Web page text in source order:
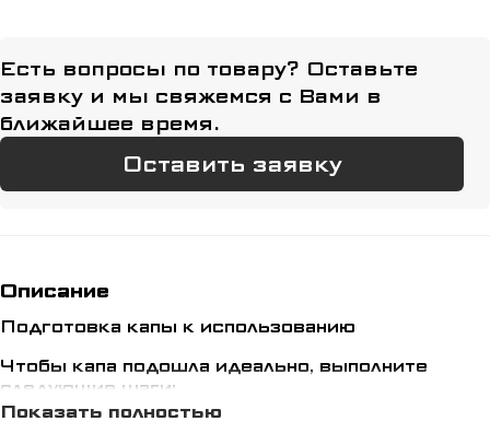
Есть вопросы по товару? Оставьте
заявку и мы свяжемся с Вами в
ближайшее время.
Оставить заявку
Описание
Подготовка капы к использованию
Чтобы капа подошла идеально, выполните
следующие шаги:
1. Приготовьте два контейнера: один наполните
Показать полностью